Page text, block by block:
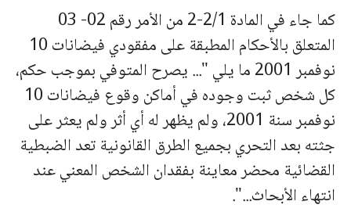
كما جاء في المادة 2/1-2 من الأمر رقم 02- 03
المتعلق بالأحكام المطبقة على مفقودي فيضانات 10
نوفمبر 2001 ما يلي "... يصرح المتوفي بموجب حكم،
كل شخص ثبت وجوده في أماكن وقوع فيضانات 10
نوفمبر سنة 2001، ولم يظهر له أي أثر ولم يعثر على
جثته بعد التحري بجميع الطرق القانونية تعد الضبطية
القضائية محضر معاينة بفقدان الشخص المعني عند
انتهاء الأبحاث...".